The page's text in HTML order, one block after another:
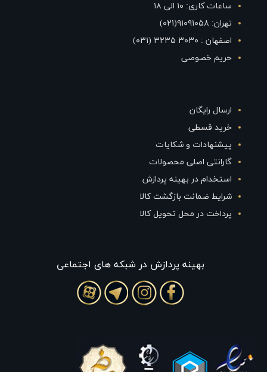
ساعات کاری: ۱۰ الی ۱۸
تهران: ۹۱۰۹۱۰۵۸(۰۲۱)
اصفهان : ۳۰۳۰ ۳۲۳۵ (۰۳۱)
حریم خصوصی
ارسال رایگان
خرید قسطی
پیشنهادات و شکایات
گارانتی اصلی محصولات
استخدام در بهینه پردازش
شرایط ضمانت بازگشت کالا
پرداخت در محل تحویل کالا
بهينه پردازش در شبکه های اجتماعی